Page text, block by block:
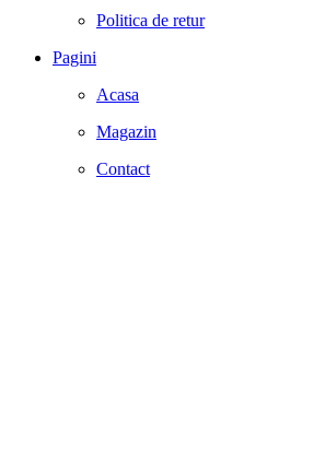
Politica de retur
Pagini
Acasa
Magazin
Contact